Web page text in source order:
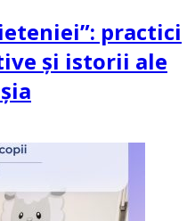
practici
și istorii ale